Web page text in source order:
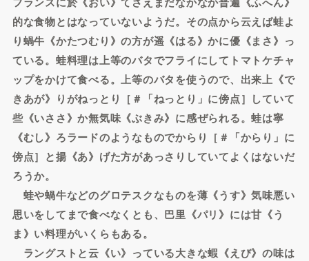
的な食物とはなっていないようだ。その点から云えば蛙よ
り蝸牛《かたつむり》の方が遥《はる》かに優《まさ》っ
ている。蛙料理は上等のバタでフライにしてトマトケチャ
ップをかけて食べる。上等のバタを使うので、出来上《で
きあが》りがねっとり［＃「ねっとり」に傍点］していて
些《いささ》か無気味《ぶきみ》に感ぜられる。蛙は寧
《むし》ろラードのようなものでからり［＃「からり」に
傍点］と揚《あ》げた方があっさりしていてよくはないだ
ろうか。
蛙や蝸牛などのグロテスクなものを薄《うす》気味悪い
思いをしてまで食べなくとも、巴里《パリ》には甘《う
ま》い料理がいくらもある。
ラングストと云《い》っている大きな蝦《えび》の味は